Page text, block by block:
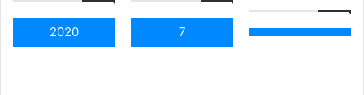
7
2020